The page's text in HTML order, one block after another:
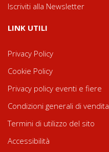
Iscriviti alla Newsletter
LINK UTILI
Privacy Policy
Cookie Policy
Privacy policy eventi e fiere
Condizioni generali di vendita
Termini di utilizzo del sito
Accessibilità